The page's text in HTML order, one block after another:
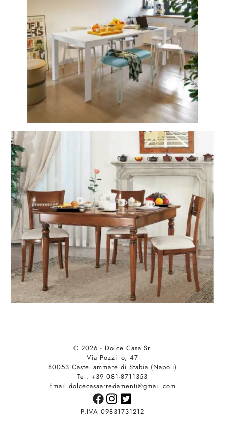
© 2026 - Dolce Casa Srl
Via Pozzillo, 47
80053 Castellammare di Stabia (Napoli)
Tel. +39 081-8711353
Email dolcecasaarredamenti@gmail.com
P.IVA 09831731212